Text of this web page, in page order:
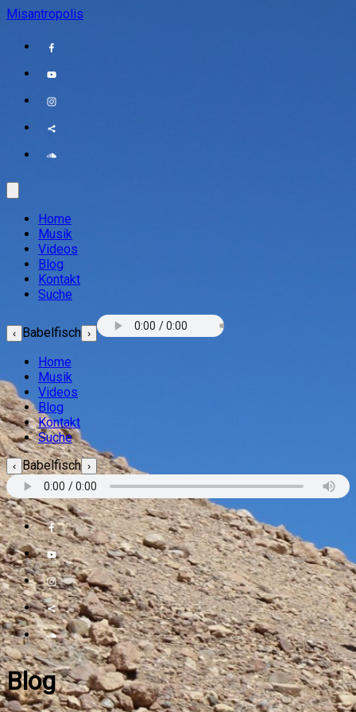
Misantropolis
Home
Musik
Videos
Blog
Kontakt
Suche
‹ Babelfisch ›
Home
Musik
Videos
Blog
Kontakt
Suche
‹ Babelfisch ›
Blog